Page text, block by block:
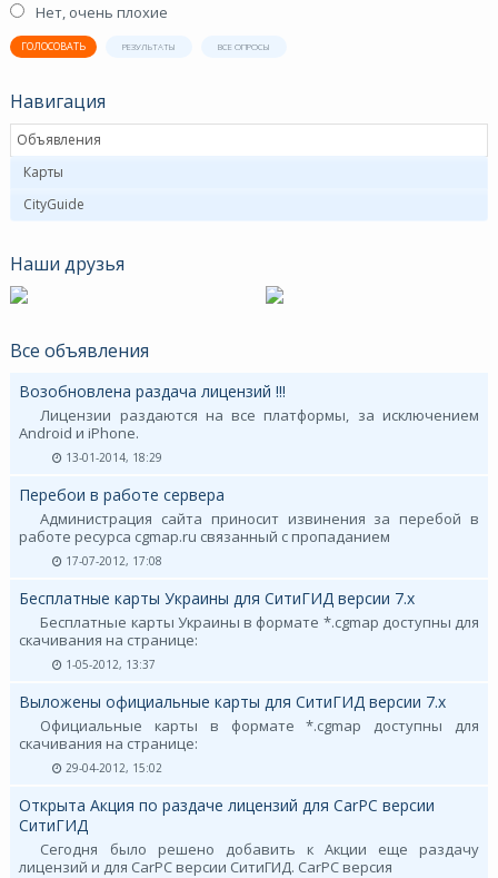
Нет, очень плохие
ГОЛОСОВАТЬ РЕЗУЛЬТАТЫ ВСЕ ОПРОСЫ
Навигация
Объявления
Карты
CityGuide
Наши друзья
Все объявления
Возобновлена раздача лицензий !!!
Лицензии раздаются на все платформы, за исключением
Android и iPhone.
13-01-2014, 18:29
Перебои в работе сервера
Администрация сайта приносит извинения за перебой в
работе ресурса cgmap.ru связанный с пропаданием
17-07-2012, 17:08
Бесплатные карты Украины для СитиГИД версии 7.х
Бесплатные карты Украины в формате *.cgmap доступны для
скачивания на странице:
1-05-2012, 13:37
Выложены официальные карты для СитиГИД версии 7.х
Официальные карты в формате *.cgmap доступны для
скачивания на странице:
29-04-2012, 15:02
Открыта Акция по раздаче лицензий для CarPC версии
СитиГИД
Сегодня было решено добавить к Акции еще раздачу
лицензий и для CarPC версии СитиГИД. CarPC версия